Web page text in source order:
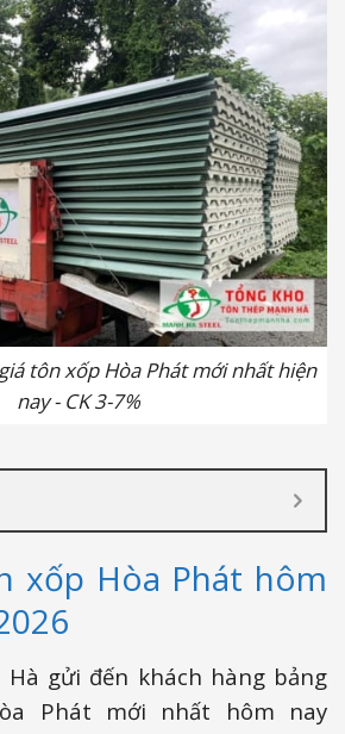
tôn xốp Hòa Phát mới nhất hiện
nay - CK 3-7%
xốp Hòa Phát hôm
gửi đến khách hàng bảng
Phát mới nhất hôm nay